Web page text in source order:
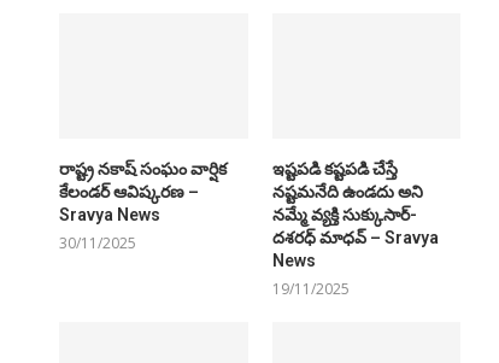
రాష్ట్ర నకాష్ సంఘం వార్షిక
కేలండర్ ఆవిష్కరణ –
Sravya News
30/11/2025
ఇష్టపడి కష్టపడి చేస్తే
నష్టమనేది ఉండదు అని
నమ్మే వ్యక్తి సుక్కుసార్‌-
దశరధ్‌ మాధవ్‌ – Sravya
News
19/11/2025